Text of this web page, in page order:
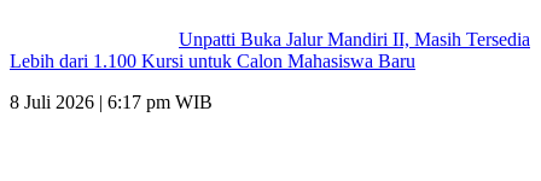
Unpatti Buka Jalur Mandiri II, Masih Tersedia
Lebih dari 1.100 Kursi untuk Calon Mahasiswa Baru
8 Juli 2026 | 6:17 pm WIB